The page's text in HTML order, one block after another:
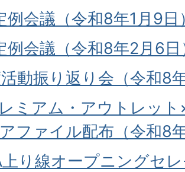
例会議（令和8年1月9日
例会議（令和8年2月6日
動振り返り会（令和8
ミアム・アウトレッ
ファイル配布（令和8
り線オープニングセ